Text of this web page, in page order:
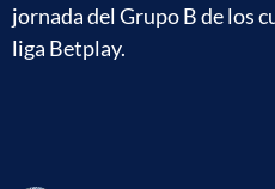
jornada del Grupo B de los
liga Betplay.